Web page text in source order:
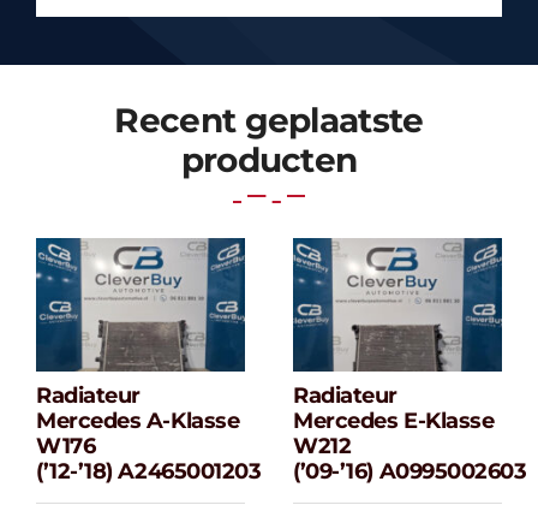
Recent geplaatste
producten
Radiateur
Mercedes A-
klasse W176
(’12-’18) A2465001203
Radiateur
Mercedes A-Klasse
W176
(’12-’18) A2465001203
Radiateur
Mercedes E-
klasse W212
(’09-’16)
Radiateur
Mercedes E-Klasse
W212
(’09-’16) A0995002603